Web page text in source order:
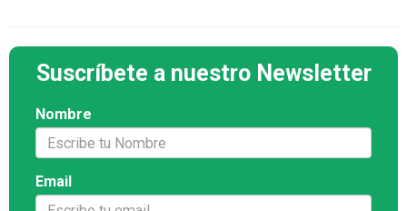
Suscríbete a nuestro Newsletter
Nombre
Email